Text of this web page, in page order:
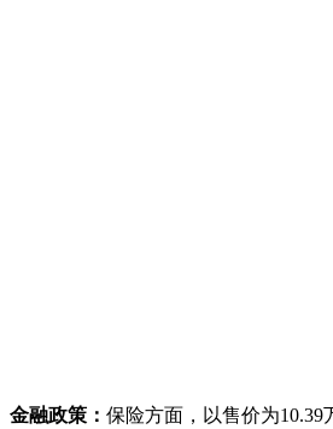
金融政策： 保险方面，以售价为10.39